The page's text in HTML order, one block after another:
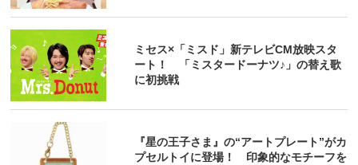
ミセス×「ミスド」新テレビCM放映スタ
ート！ 「ミスタードーナツ♪」の替え歌
に初挑戦
『星の王子さま』の“アートプレート”がカ
プセルトイに登場！ 印象的なモチーフを